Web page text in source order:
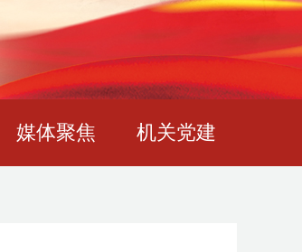
媒体聚焦 机关党建